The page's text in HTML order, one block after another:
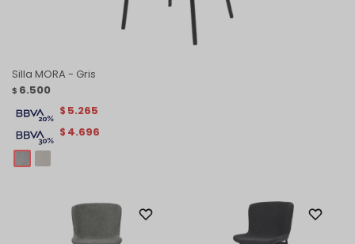
Silla MORA - Gris
$ 6.500
$ 4.696
$ 5.265